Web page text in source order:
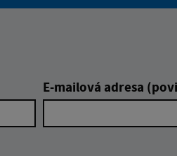
E-mailová adresa